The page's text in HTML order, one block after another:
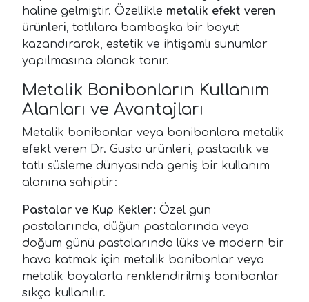
haline gelmiştir. Özellikle metalik efekt veren
ürünleri, tatlılara bambaşka bir boyut
kazandırarak, estetik ve ihtişamlı sunumlar
yapılmasına olanak tanır.
Metalik Bonibonların Kullanım
Alanları ve Avantajları
Metalik bonibonlar veya bonibonlara metalik
efekt veren Dr. Gusto ürünleri, pastacılık ve
tatlı süsleme dünyasında geniş bir kullanım
alanına sahiptir:
Pastalar ve Kup Kekler: Özel gün
pastalarında, düğün pastalarında veya
doğum günü pastalarında lüks ve modern bir
hava katmak için metalik bonibonlar veya
metalik boyalarla renklendirilmiş bonibonlar
sıkça kullanılır.